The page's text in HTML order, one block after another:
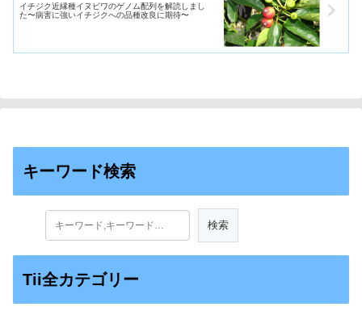
イチジク近縁種イヌビワのゲノム配列を解読しまし
た〜病害に強いイチジクへの品種改良に期待〜
キーワード検索
Tii全カテゴリー